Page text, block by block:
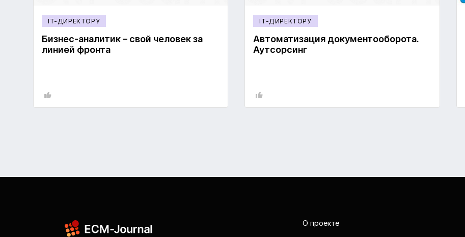
IT-ДИРЕКТОРУ
Бизнес-аналитик – свой человек за
линией фронта
IT-ДИРЕКТОРУ
Автоматизация документооборота.
Аутсорсинг
О проекте